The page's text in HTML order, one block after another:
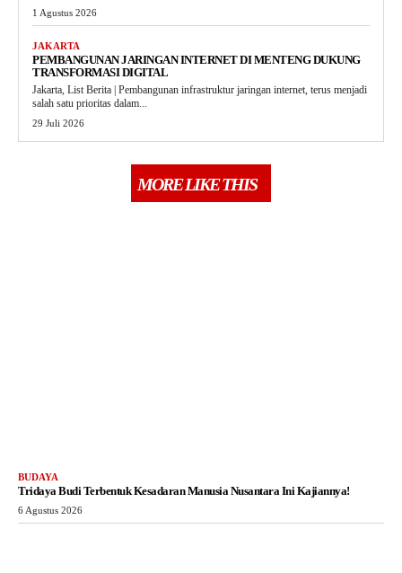
1 Agustus 2026
JAKARTA
PEMBANGUNAN JARINGAN INTERNET DI MENTENG DUKUNG
TRANSFORMASI DIGITAL
Jakarta, List Berita | Pembangunan infrastruktur jaringan internet, terus menjadi
salah satu prioritas dalam...
29 Juli 2026
MORE LIKE THIS
BUDAYA
Tridaya Budi Terbentuk Kesadaran Manusia Nusantara Ini Kajiannya!
6 Agustus 2026